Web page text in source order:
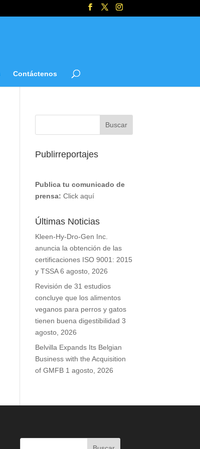
Contáctenos
Publirreportajes
Publica tu comunicado de
prensa: Click aquí
Últimas Noticias
Kleen-Hy-Dro-Gen Inc.
anuncia la obtención de las
certificaciones ISO 9001: 2015
y TSSA 6 agosto, 2026
Revisión de 31 estudios
concluye que los alimentos
veganos para perros y gatos
tienen buena digestibilidad 3
agosto, 2026
Belvilla Expands Its Belgian
Business with the Acquisition
of GMFB 1 agosto, 2026